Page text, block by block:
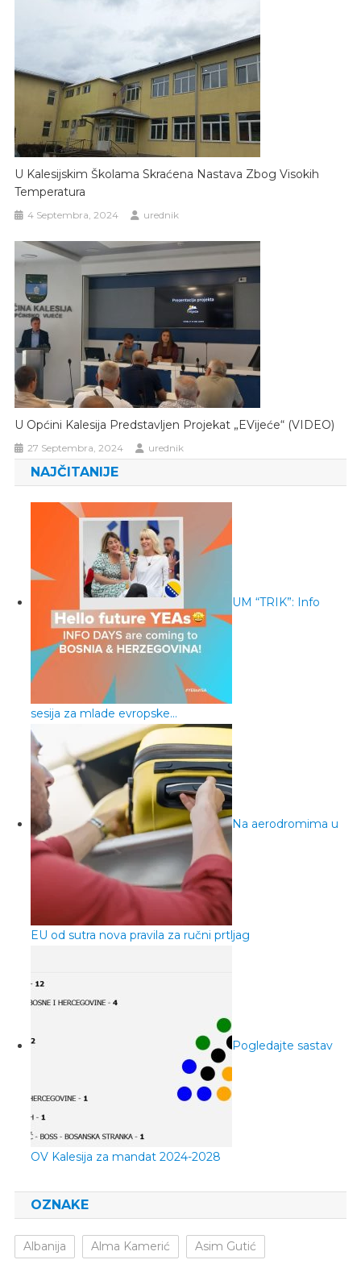
U Kalesijskim Školama Skraćena Nastava Zbog Visokih
Temperatura
4 Septembra, 2024 urednik
U Općini Kalesija Predstavljen Projekat „eVijeće“ (VIDEO)
27 Septembra, 2024 urednik
NAJČITANIJE
UM “TRIK”: Info
sesija za mlade evropske…
Na aerodromima u
EU od sutra nova pravila za ručni prtljag
Pogledajte sastav
OV Kalesija za mandat 2024-2028
OZNAKE
Albanija Alma Kamerić Asim Gutić